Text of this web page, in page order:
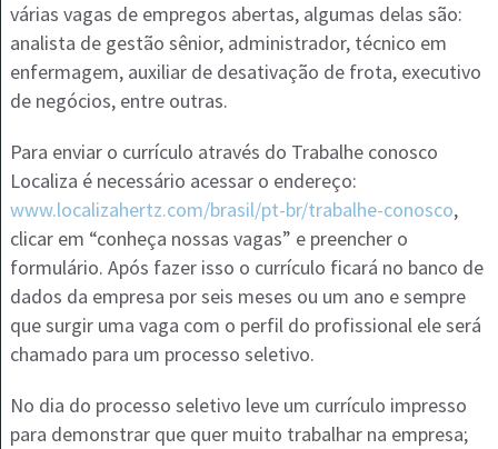
várias vagas de empregos abertas, algumas delas são:
analista de gestão sênior, administrador, técnico em
enfermagem, auxiliar de desativação de frota, executivo
de negócios, entre outras.
Para enviar o currículo através do Trabalhe conosco
Localiza é necessário acessar o endereço:
www.localizahertz.com/brasil/pt-br/trabalhe-conosco,
clicar em “conheça nossas vagas” e preencher o
formulário. Após fazer isso o currículo ficará no banco de
dados da empresa por seis meses ou um ano e sempre
que surgir uma vaga com o perfil do profissional ele será
chamado para um processo seletivo.
No dia do processo seletivo leve um currículo impresso
para demonstrar que quer muito trabalhar na empresa;